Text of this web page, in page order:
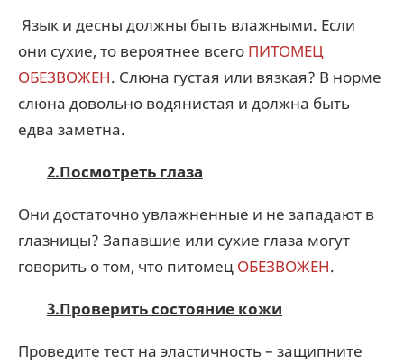
Язык и десны должны быть влажными. Если
они сухие, то вероятнее всего ПИТОМЕЦ
ОБЕЗВОЖЕН. Слюна густая или вязкая? В норме
слюна довольно водянистая и должна быть
едва заметна.
2.Посмотреть глаза
Они достаточно увлажненные и не западают в
глазницы? Запавшие или сухие глаза могут
говорить о том, что питомец ОБЕЗВОЖЕН.
3.Проверить состояние кожи
Проведите тест на эластичность – защипните